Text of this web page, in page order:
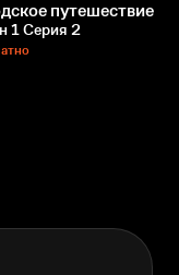
путешествие
1 Серия 2